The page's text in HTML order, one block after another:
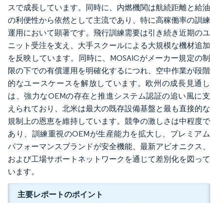
スで成長しています。同時に、内燃機関は航続距離と給油
の利便性から依然として主流であり、特に高稼働率の訓練
運用において顕著です。飛行訓練需要は引き続き近期のユ
ニット受注を支え、大手スクールによる大規模な機材追加
を反映しています。同時に、MOSAICがメーカー規定の制
限の下での有償運用を明確化するにつれ、空中作業が段階
的なユースケースを解放しています。欧州の成長見通し
は、強力なOEMの存在と推進システム認証の追い風に支
えられており、北米は最大の既存設備基盤と最も直接的な
規制上の恩恵を維持しています。競争の激しさは中程度で
あり、訓練重視のOEMが生産能力を拡大し、プレミアム
パフォーマンスブランドが安全機能、最新アビオニクス、
および工場サポートネットワークを通じて差別化を図って
います。
主要レポートのポイント